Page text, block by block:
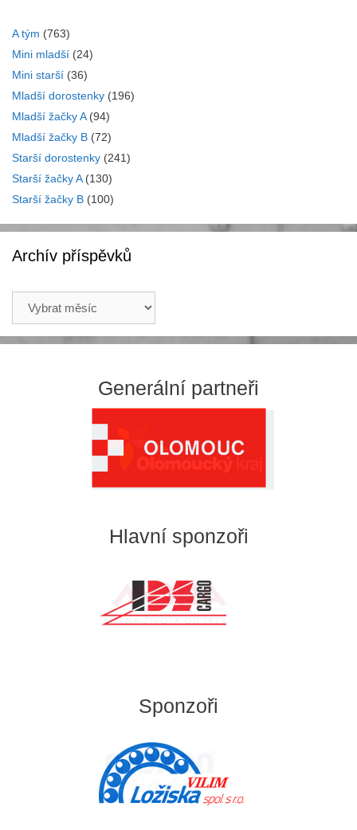
A tým (763)
Mini mladší (24)
Mini starší (36)
Mladší dorostenky (196)
Mladší žačky A(94)
Mladší žačky B (72)
Starší dorostenky (241)
Starší žačky A(130)
Starší žačky B (100)
Archív příspěvků
příspěvků
Generální partneři
Hlavní sponzoři
Sponzoři